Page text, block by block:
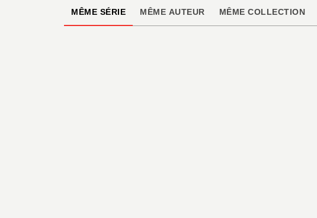
MÊME SÉRIE MÊME AUTEUR MÊME COLLECTION